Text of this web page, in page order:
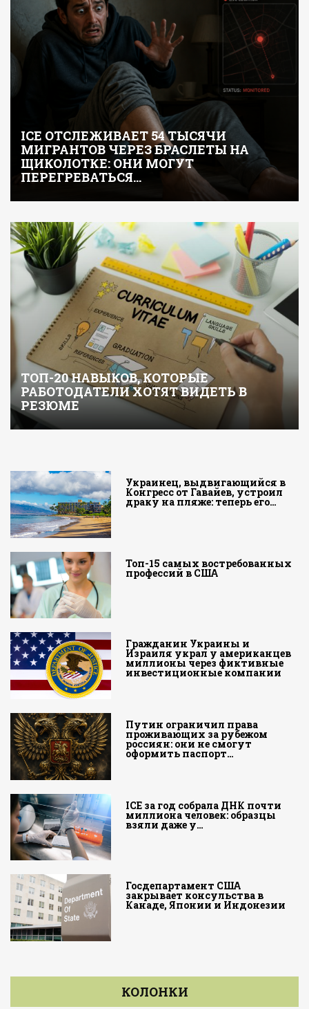
ICE ОТСЛЕЖИВАЕТ 54 ТЫСЯЧИ
МИГРАНТОВ ЧЕРЕЗ БРАСЛЕТЫ НА
ЩИКОЛОТКЕ: ОНИ МОГУТ
ПЕРЕГРЕВАТЬСЯ…
ТОП-20 НАВЫКОВ, КОТОРЫЕ
РАБОТОДАТЕЛИ ХОТЯТ ВИДЕТЬ В
РЕЗЮМЕ
Украинец, выдвигающийся в
Конгресс от Гавайев, устроил
драку на пляже: теперь его…
Топ-15 самых востребованных
профессий в США
Гражданин Украины и
Израиля украл у американцев
миллионы через фиктивные
инвестиционные компании
Путин ограничил права
проживающих за рубежом
россиян: они не смогут
оформить паспорт…
ICE за год собрала ДНК почти
миллиона человек: образцы
взяли даже у…
Госдепартамент США
закрывает консульства в
Канаде, Японии и Индонезии
КОЛОНКИ